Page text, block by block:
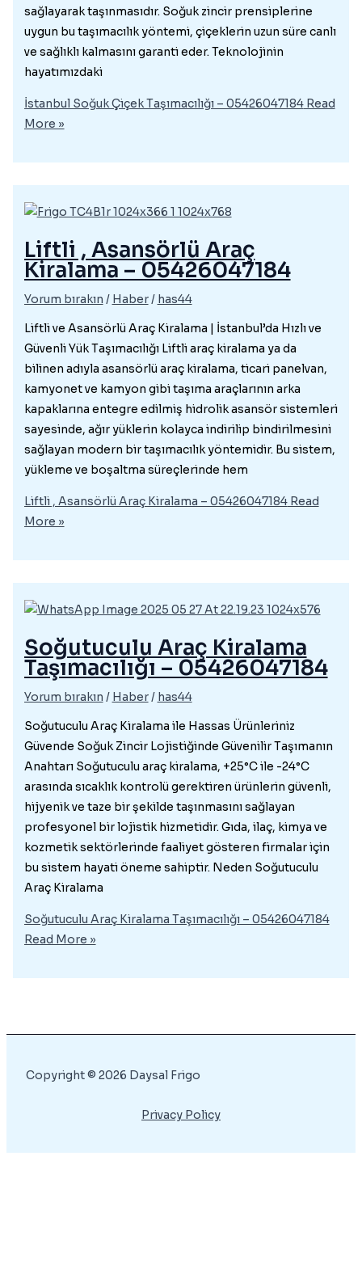
sağlayarak taşınmasıdır. Soğuk zincir prensiplerine
uygun bu taşımacılık yöntemi, çiçeklerin uzun süre canlı
ve sağlıklı kalmasını garanti eder. Teknolojinin
hayatımızdaki
İstanbul Soğuk Çiçek Taşımacılığı – 05426047184Read
More »
Liftli , Asansörlü Araç
Kiralama – 05426047184
Yorum bırakın / Haber/ has44
Liftli ve Asansörlü Araç Kiralama | İstanbul’da Hızlı ve
Güvenli Yük Taşımacılığı Liftli araç kiralama ya da
bilinen adıyla asansörlü araç kiralama, ticari panelvan,
kamyonet ve kamyon gibi taşıma araçlarının arka
kapaklarına entegre edilmiş hidrolik asansör sistemleri
sayesinde, ağır yüklerin kolayca indirilip bindirilmesini
sağlayan modern bir taşımacılık yöntemidir. Bu sistem,
yükleme ve boşaltma süreçlerinde hem
Liftli , Asansörlü Araç Kiralama – 05426047184Read
More »
Soğutuculu Araç Kiralama
Taşımacılığı – 05426047184
Yorum bırakın / Haber/ has44
Soğutuculu Araç Kiralama ile Hassas Ürünleriniz
Güvende Soğuk Zincir Lojistiğinde Güvenilir Taşımanın
Anahtarı Soğutuculu araç kiralama, +25°C ile -24°C
arasında sıcaklık kontrolü gerektiren ürünlerin güvenli,
hijyenik ve taze bir şekilde taşınmasını sağlayan
profesyonel bir lojistik hizmetidir. Gıda, ilaç, kimya ve
kozmetik sektörlerinde faaliyet gösteren firmalar için
bu sistem hayati öneme sahiptir. Neden Soğutuculu
Araç Kiralama
Soğutuculu Araç Kiralama Taşımacılığı – 05426047184
Read More »
Copyright © 2026 Daysal Frigo
Privacy Policy